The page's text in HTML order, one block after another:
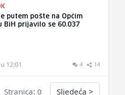
putem pošte na Općim
BiH prijavilo se 60.037
12:01 4 14
Stranica: 0 Sljedeća >